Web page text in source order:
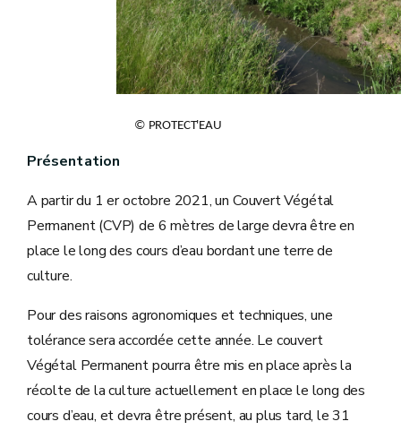
© PROTECT'EAU
Présentation
A partir du 1 er octobre 2021, un Couvert Végétal
Permanent (CVP) de 6 mètres de large devra être en
place le long des cours d’eau bordant une terre de
culture.
Pour des raisons agronomiques et techniques, une
tolérance sera accordée cette année. Le couvert
Végétal Permanent pourra être mis en place après la
récolte de la culture actuellement en place le long des
cours d’eau, et devra être présent, au plus tard, le 31